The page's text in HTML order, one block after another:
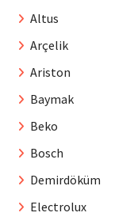
Altus
Arçelik
Ariston
Baymak
Beko
Bosch
Demirdöküm
Electrolux